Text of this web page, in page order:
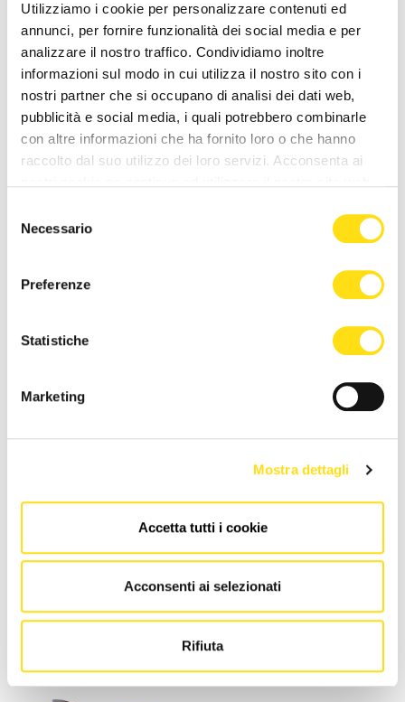
Utilizziamo i cookie per personalizzare contenuti ed
annunci, per fornire funzionalità dei social media e per
analizzare il nostro traffico. Condividiamo inoltre
informazioni sul modo in cui utilizza il nostro sito con i
nostri partner che si occupano di analisi dei dati web,
pubblicità e social media, i quali potrebbero combinarle
con altre informazioni che ha fornito loro o che hanno
raccolto dal suo utilizzo dei loro servizi. Acconsenta ai
delNecessario
Preferenze
Statistiche
Marketing
Mostra dettagli
Accetta tutti i cookie
Acconsenti ai selezionati
Rifiuta
IL COMUNE INFORMA
"Rai coltiva il futuro", messi
27 Maggio 2026
IL COMUNE INFORMA
Lieve superamento dei
le raccomandazioni del [...]
Presentata la 58ª Barcolana,
motivo di orgoglio [...]
27 Maggio 2026
LE PIÙ RECENTI